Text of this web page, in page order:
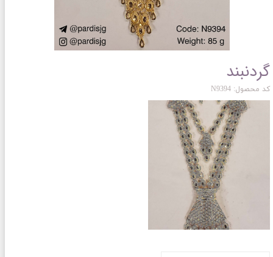
گردنبند
کد محصول: N9394